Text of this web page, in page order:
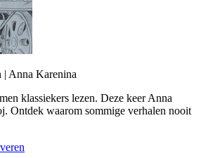
| Anna Karenina
klassiekers lezen. Deze keer Anna
Ontdek waarom sommige verhalen nooit